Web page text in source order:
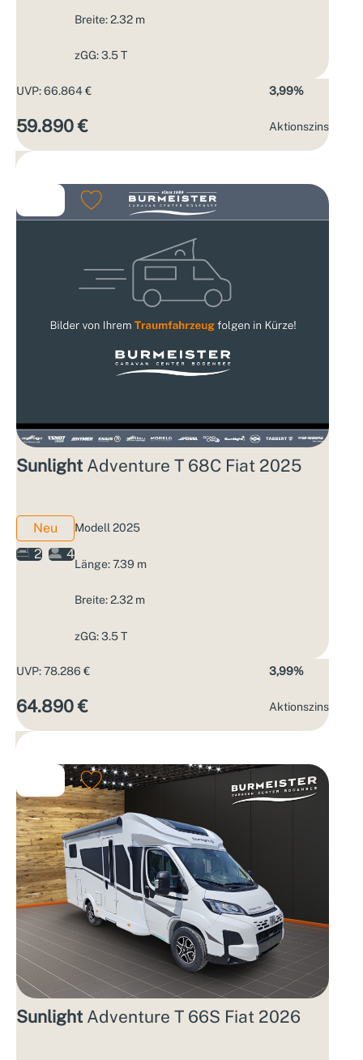
Breite: 2.32 m
zGG: 3.5 T
UVP: 66.864 €
59.890 €
3,99%
Aktions­zins
Sunlight Adventure T 68C Fiat 2025
Neu
2
4
Modell 2025
Länge: 7.39 m
Breite: 2.32 m
zGG: 3.5 T
UVP: 78.286 €
64.890 €
3,99%
Aktions­zins
Sunlight Adventure T 66S Fiat 2026